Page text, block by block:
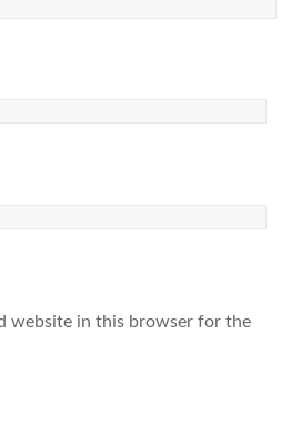
website in this browser for the